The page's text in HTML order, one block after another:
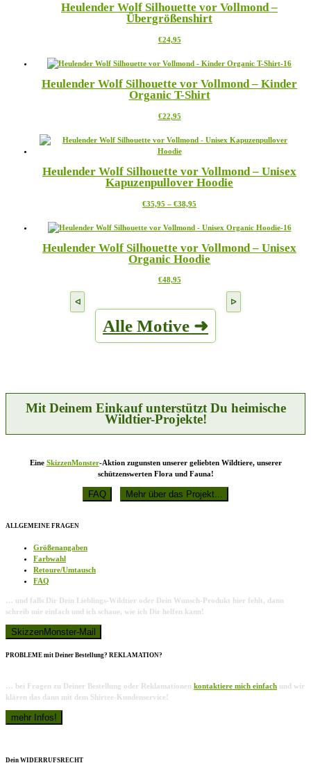
Produktseite
gewählt
Varianten
auf.
Optionen
auf
Produktseite
gewählt
Heulender Wolf Silhouette vor Vollmond –
Übergrößenshirt
€24,95Dieses
weist
Varianten
auf.
Optionen
auf
der
gewählt
werden
Heulender Wolf Silhouette vor Vollmond – Kinder
Organic T-Shirt
€22,95Dieses
weist
mehrere
auf.
Die
können
der
gewählt
werden
Heulender Wolf Silhouette vor Vollmond – Unisex
Kapuzenpullover Hoodie
€35,95 – €38,95
bis
weist
Varianten
auf.
Produktseite
gewählt
Heulender Wolf Silhouette vor Vollmond – Unisex
Organic Hoodie
€48,95Dieses
Varianten
auf.
Produktseite
gewählt
werden
Alle Motive ➜
Mit Deinem Einkauf unterstützt Du heimische
Wildtier-Projekte!
Eine SkizzenMonster-Aktion zugunsten unserer geliebten Wildtiere, unserer
schützenswerten Flora und Fauna!
ALLGEMEINE FRAGEN
Größenangaben
Farbwahl
Retoure/Umtausch
FAQ
… und falls Dir Dein Lieblings-Wildtier oder Dein Wunsch-Produkt hier fehlt, dann
schreib mir einfach und ich schaue, wie ich Dir helfen kann!
PROBLEME mit Deiner Bestellung? REKLAMATION?
… bei Fragen zu Deiner Bestellung oder Reklamationen kontaktiere mich einfach und wir
klären das dann mit dem Shirtee-Kundenservice!
Dein WIDERRUFSRECHT